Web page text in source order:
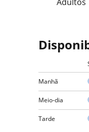
Manhã
Meio-dia
Tarde